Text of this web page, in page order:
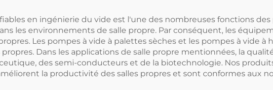
en ingénierie du vide est l'une des nombreuses fonctions des
les environnements de salle propre. Par conséquent, les
Les pompes à vide à palettes sèches et les pompes à vide à
Dans les applications de salle propre mentionnées, la
des semi-conducteurs et de la biotechnologie. Nos
la productivité des salles propres et sont conformes aux